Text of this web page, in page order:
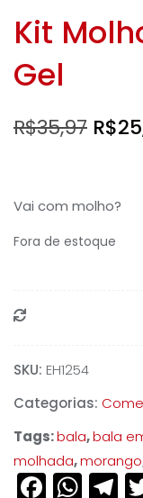
Kit
Gel
R$35,97 O
era:
R$
Vai com molho?
Fora de estoque
SKU: EH1254
Categorias:
Tags:bala,bala
molhada,morango